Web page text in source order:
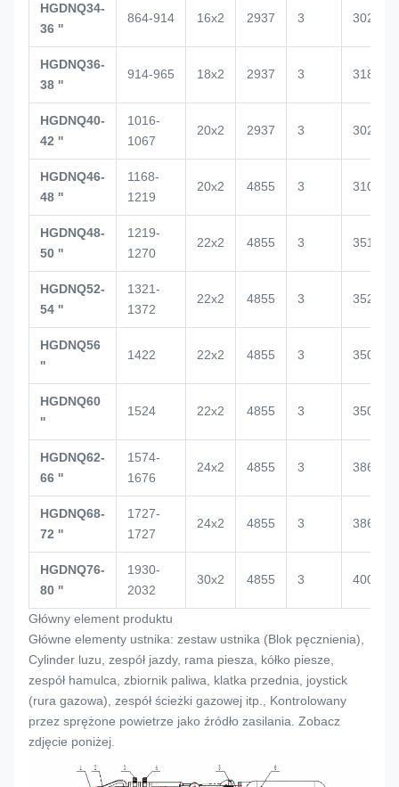
HGDNQ34-
36 ''
864-914 16x2 2937 3 3020
HGDNQ36-
38 ''
914-965 18x2 2937 3 3188
HGDNQ40-
42 ''
1016-
1067
20x2 2937 3 3029
HGDNQ46-
48 ''
1168-
1219
20x2 4855 3 3100
HGDNQ48-
50 ''
1219-
1270
22x2 4855 3 3517
HGDNQ52-
54 ''
1321-
1372
22x2 4855 3 3520
HGDNQ56
''
1422 22x2 4855 3 3500
HGDNQ60
''
1524 22x2 4855 3 3500
HGDNQ62-
66 ''
1574-
1676
24x2 4855 3 3864
HGDNQ68-
72 ''
1727-
1727
24x2 4855 3 3864
HGDNQ76-
80 ''
1930-
2032
30x2 4855 3 4000
Główny element produktu
Główne elementy ustnika: zestaw ustnika (Blok pęcznienia),
Cylinder luzu, zespół jazdy, rama piesza, kółko piesze,
zespół hamulca, zbiornik paliwa, klatka przednia, joystick
(rura gazowa), zespół ścieżki gazowej itp., Kontrolowany
przez sprężone powietrze jako źródło zasilania. Zobacz
zdjęcie poniżej.